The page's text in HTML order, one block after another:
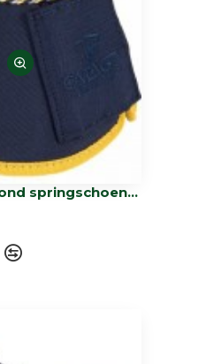
catago diamond springschoenen